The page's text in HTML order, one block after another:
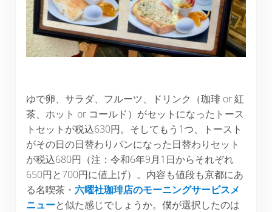
ゆで卵、サラダ、フルーツ、ドリンク（珈琲 or 紅
茶、ホット or コールド）がセットになったトース
トセットが税込630円。そしてもう1つ、トースト
がその日の日替わりパンになった日替わりセット
が税込680円（注：令和6年9月1日からそれぞれ
650円と700円に値上げ）。内容も値段も京都にあ
る名喫茶・ 六曜社珈琲店のモーニングサービスメ
ニューと似た感じでしょうか。僕が選択したのは